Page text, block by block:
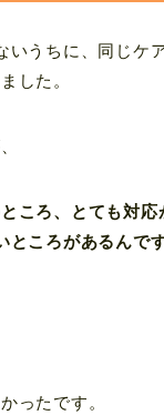
いうちに、同じケ
した。
ころ、とても対応
ところがあるんで
ったです。